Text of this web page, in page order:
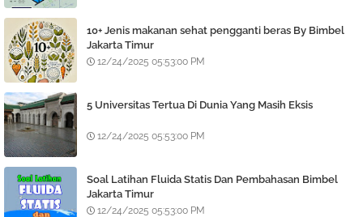
10+ Jenis makanan sehat pengganti beras By Bimbel
Jakarta Timur
12/24/2025 05:53:00 PM
5 Universitas Tertua Di Dunia Yang Masih Eksis
12/24/2025 05:53:00 PM
Soal Latihan Fluida Statis Dan Pembahasan Bimbel
Jakarta Timur
12/24/2025 05:53:00 PM